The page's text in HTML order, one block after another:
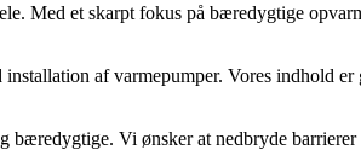
Med et skarpt fokus på bæredygtige
af varmepumper. Vores indhold er
bæredygtige. Vi ønsker at nedbryde